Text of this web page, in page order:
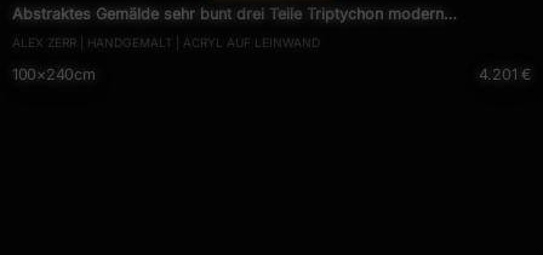
Abstraktes Gemälde sehr bunt drei Teile Triptychon modern
Actionpainting expressionstisch
ALEX ZERR | HANDGEMALT | ACRYL AUF LEINWAND
100×240cm 4.201 €